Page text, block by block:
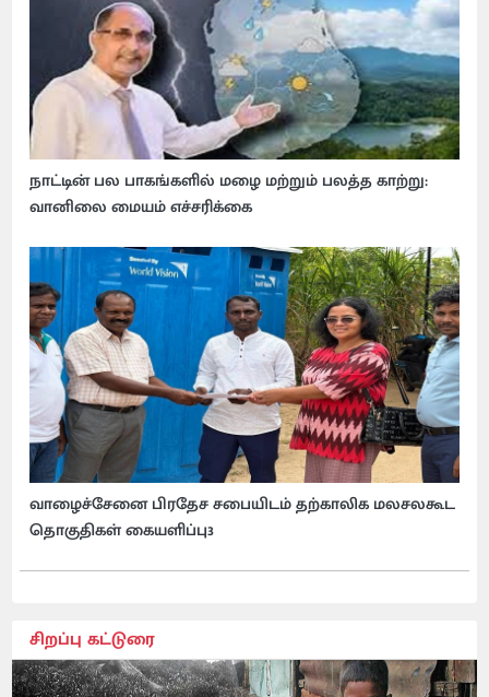
நாட்டின் பல பாகங்களில் மழை மற்றும் பலத்த காற்று:
வானிலை மையம் எச்சரிக்கை
வாழைச்சேனை பிரதேச சபையிடம் தற்காலிக மலசலகூட
தொகுதிகள் கையளிப்பு3
சிறப்பு கட்டுரை